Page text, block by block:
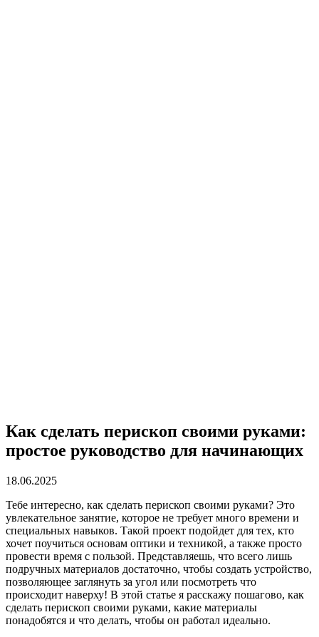
Как сделать перископ своими руками:
простое руководство для начинающих
18.06.2025
Тебе интересно, как сделать перископ своими руками? Это
увлекательное занятие, которое не требует много времени и
специальных навыков. Такой проект подойдет для тех, кто
хочет поучиться основам оптики и техникой, а также просто
провести время с пользой. Представляешь, что всего лишь
подручных материалов достаточно, чтобы создать устройство,
позволяющее заглянуть за угол или посмотреть что
происходит наверху! В этой статье я расскажу пошагово, как
сделать перископ своими руками, какие материалы
понадобятся и что делать, чтобы он работал идеально.